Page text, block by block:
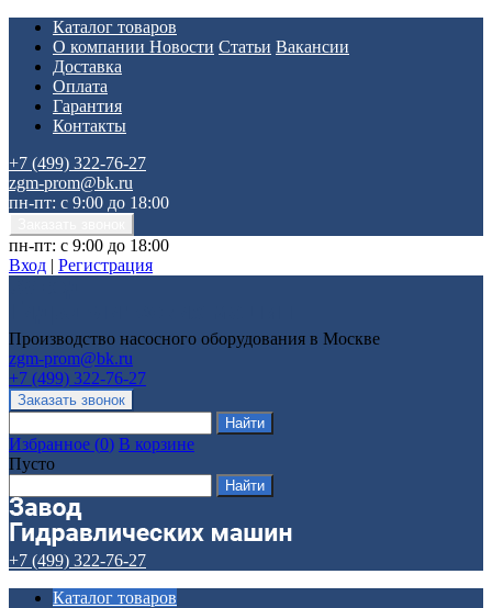
Каталог товаров
О компании Новости Статьи Вакансии
Доставка
Оплата
Гарантия
Контакты
+7 (499) 322-76-27
zgm-prom@bk.ru
пн-пт: с 9:00 до 18:00
пн-пт: с 9:00 до 18:00
Вход | Регистрация
Производство насосного оборудования в Москве
zgm-prom@bk.ru
+7 (499) 322-76-27
Избранное (0) В корзине
Пусто
+7 (499) 322-76-27
Каталог товаров